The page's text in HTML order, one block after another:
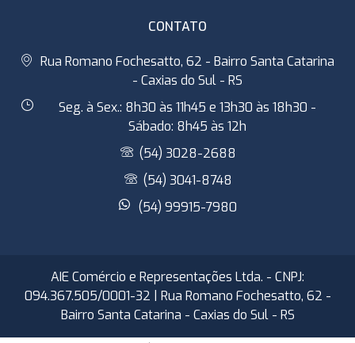
CONTATO
Rua Romano Fochesatto, 62 - Bairro Santa Catarina
- Caxias do Sul - RS
Seg. à Sex.: 8h30 às 11h45 e 13h30 às 18h30 -
Sábado: 8h45 às 12h
(54) 3028-2688
(54) 3041-8748
(54) 99915-7980
AIE Comércio e Representações Ltda. - CNPJ:
094.367.505/0001-32 | Rua Romano Fochesatto, 62 -
Bairro Santa Catarina - Caxias do Sul - RS